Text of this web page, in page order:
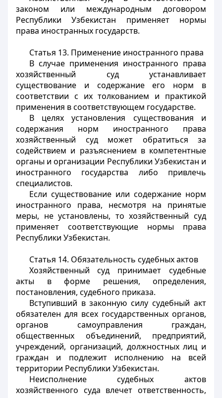
законом или международным договором
Республики Узбекистан применяет нормы
права иностранных государств.
Статья 13. Применение иностранного права
В случае применения иностранного права
хозяйственный суд устанавливает
существование и содержание его норм в
соответствии с их толкованием и практикой
применения в соответствующем государстве.
В целях установления существования и
содержания норм иностранного права
хозяйственный суд может обратиться за
содействием и разъяснением в компетентные
органы и организации Республики Узбекистан и
иностранного государства либо привлечь
специалистов.
Если существование или содержание норм
иностранного права, несмотря на принятые
меры, не установлены, то хозяйственный суд
применяет соответствующие нормы права
Республики Узбекистан.
Статья 14. Обязательность судебных актов
Хозяйственный суд принимает судебные
акты в форме решения, определения,
постановления, судебного приказа.
Вступивший в законную силу судебный акт
обязателен для всех государственных органов,
органов самоуправления граждан,
общественных объединений, предприятий,
учреждений, организаций, должностных лиц и
граждан и подлежит исполнению на всей
территории Республики Узбекистан.
Неисполнение судебных актов
хозяйственного суда влечет ответственность,